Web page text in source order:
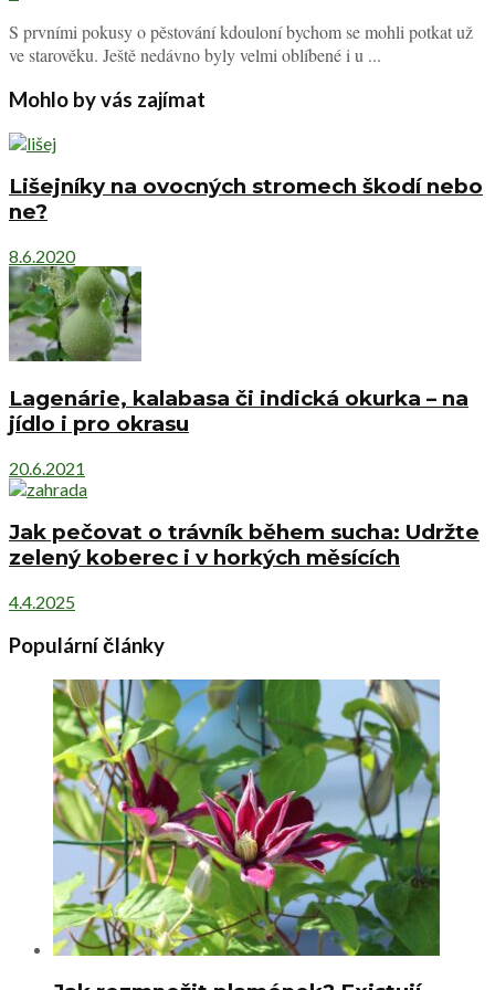
S prvními pokusy o pěstování kdouloní bychom se mohli potkat už
ve starověku. Ještě nedávno byly velmi oblíbené i u ...
Mohlo by vás zajímat
Lišejníky na ovocných stromech škodí nebo
ne?
8.6.2020
Lagenárie, kalabasa či indická okurka – na
jídlo i pro okrasu
20.6.2021
Jak pečovat o trávník během sucha: Udržte
zelený koberec i v horkých měsících
4.4.2025
Populární články